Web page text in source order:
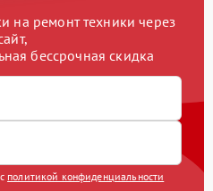
на ремонт техники через
бессрочная скидка
политикой конфиденциальности